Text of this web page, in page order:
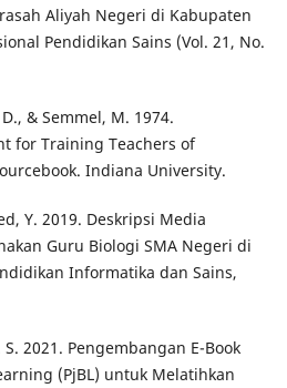
Aliyah Negeri di Kabupaten
Pendidikan Sains (Vol. 21, No.
& Semmel, M. 1974.
for Training Teachers of
Indiana University.
Y. 2019. Deskripsi Media
Guru Biologi SMA Negeri di
Informatika dan Sains,
2021. Pengembangan E-Book
(PjBL) untuk Melatihkan